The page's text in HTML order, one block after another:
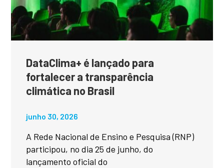
DataClima+ é lançado para
fortalecer a transparência
climática no Brasil
junho 30, 2026
A Rede Nacional de Ensino e Pesquisa (RNP)
participou, no dia 25 de junho, do
lançamento oficial do